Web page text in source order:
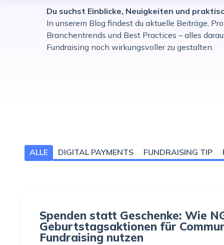
Du suchst Einblicke, Neuigkeiten und
In unserem Blog findest du aktuelle Beiträge,
Branchentrends und Best Practices – alles
Fundraising noch wirkungsvoller zu gestalten.
ALLE DIGITAL PAYMENTS FUNDRAISING TIP
Spenden statt Geschenke: Wie
Geburtstagsaktionen für
Fundraising nutzen